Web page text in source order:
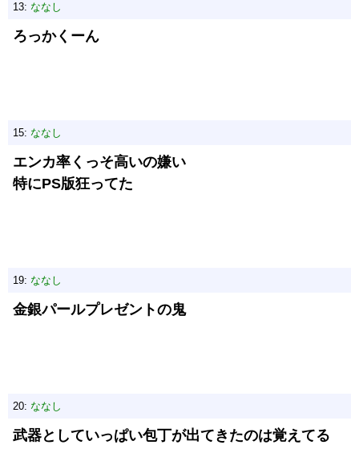
13: ななし
ろっかくーん
15: ななし
エンカ率くっそ高いの嫌い
特にPS版狂ってた
19: ななし
金銀パールプレゼントの鬼
20: ななし
武器としていっぱい包丁が出てきたのは覚えてる